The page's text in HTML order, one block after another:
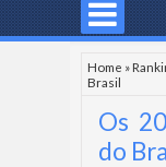
Home »
Brasil
Os
do